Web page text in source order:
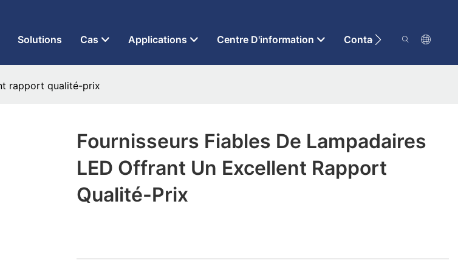
Solutions Cas Applications Centre D'information Contactez-Nous
rapport qualité-prix
Fournisseurs Fiables De Lampadaires
LED Offrant Un Excellent Rapport
Qualité-Prix